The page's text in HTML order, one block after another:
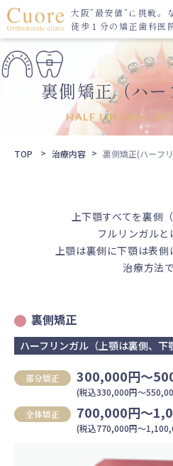
大阪”最安値”に挑戦。
徒歩１分の矯正歯科医
裏側矯正（ハー
HALF LINGUAL
TOP 治療内容 裏側矯正(ハーフ
上下顎すべてを裏側
フルリンガルと
上顎は裏側に下顎は表側
治療方法で
裏側矯正
ハーフリンガル（上顎は裏側、下
部分矯正 300,000円〜
(税込330,000円〜
全体矯正
700,000円〜
(税込770,000円〜